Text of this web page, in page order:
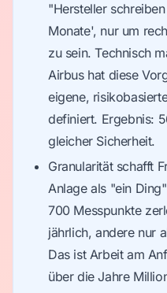
"Hersteller
Monate', nur um
zu sein. Technisch
Airbus hat diese
eigene,
definiert. Ergebnis:
gleicher Sicherheit.
Granularität schafft
Anlage als "ein
700 Messpunkte
jährlich, andere nur
Das ist Arbeit am
über die Jahre